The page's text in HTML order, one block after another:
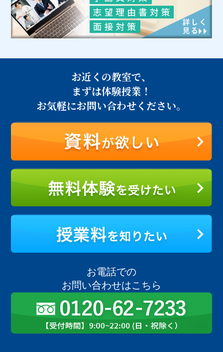
お近くの教室で、
まずは体験授業！
お気軽にお問い合わせください。
お電話での
お問い合わせはこちら